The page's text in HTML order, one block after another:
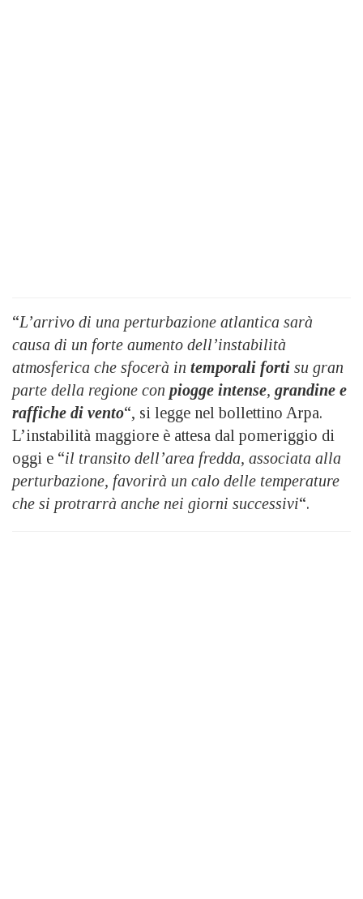
“L’arrivo di una perturbazione atlantica sarà
causa di un forte aumento dell’instabilità
atmosferica che sfocerà in temporali forti su gran
parte della regione con piogge intense, grandine e
raffiche di vento“, si legge nel bollettino Arpa.
L’instabilità maggiore è attesa dal pomeriggio di
oggi e “il transito dell’area fredda, associata alla
perturbazione, favorirà un calo delle temperature
che si protrarrà anche nei giorni successivi“.